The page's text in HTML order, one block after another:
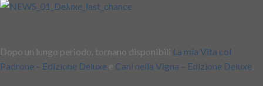
Dopo un lungo periodo, tornano disponibili La mia Vita col
Padrone – Edizione Deluxe e Cani nella Vigna – Edizione Deluxe